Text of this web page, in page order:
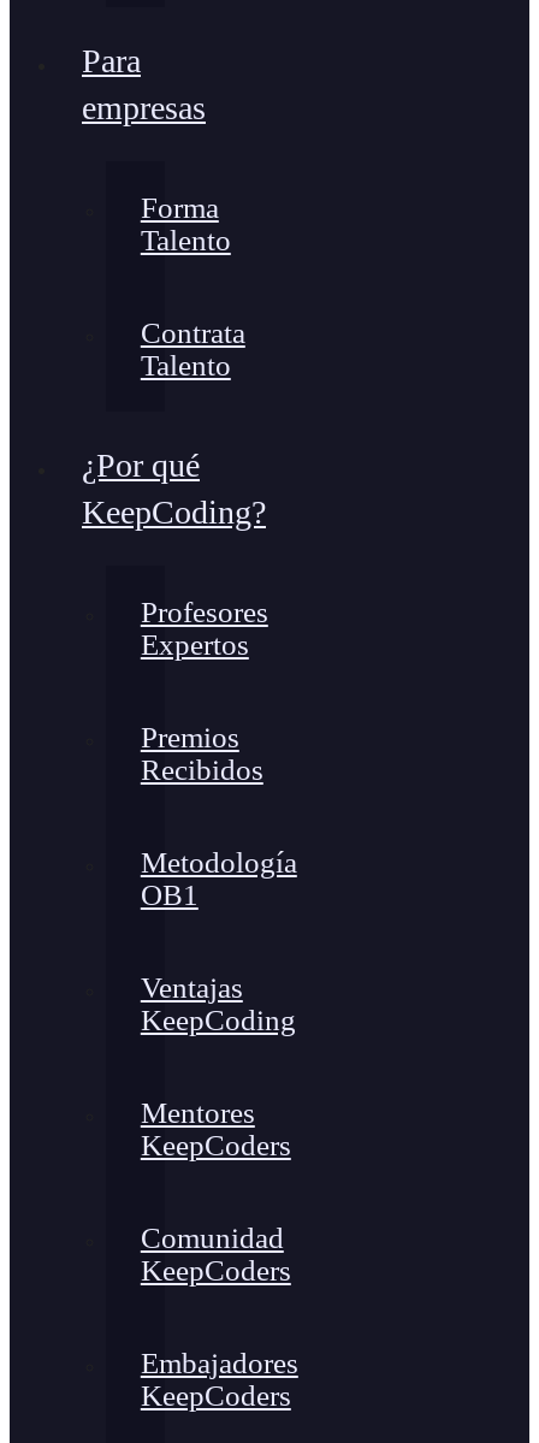
Para
empresas
Forma
Talento
Contrata
Talento
¿Por qué
KeepCoding?
Profesores
Expertos
Premios
Recibidos
Metodología
OB1
Ventajas
KeepCoding
Mentores
KeepCoders
Comunidad
KeepCoders
Embajadores
KeepCoders